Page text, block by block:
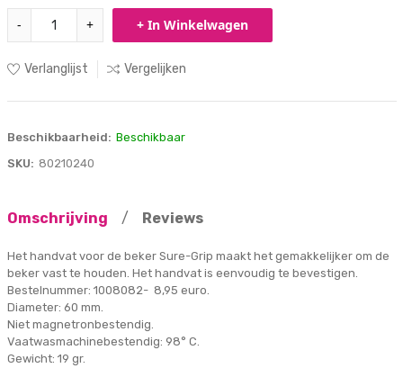
- + + In Winkelwagen
Verlanglijst Vergelijken
Beschikbaarheid: Beschikbaar
SKU: 80210240
Omschrijving / Reviews
Het handvat voor de beker Sure-Grip maakt het gemakkelijker om de
beker vast te houden. Het handvat is eenvoudig te bevestigen.
Bestelnummer: 1008082- 8,95 euro.
Diameter: 60 mm.
Niet magnetronbestendig.
Vaatwasmachinebestendig: 98° C.
Gewicht: 19 gr.